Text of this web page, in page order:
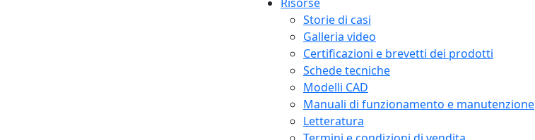
Storie di casi
Galleria video
Certificazioni e brevetti dei prodotti
Schede tecniche
Modelli CAD
Manuali di funzionamento e manutenzione
Letteratura